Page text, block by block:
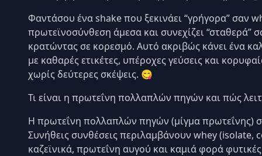
Φαντάσου ένα shake που ξεκινάει “γρήγορα” σαν
πρωτεϊνοσύνθεση άμεσα και συνεχίζει “σταθερά”
κρατώντας σε κορεσμό. Αυτό ακριβώς κάνει ένα
με καθαρές ετικέτες, υπέροχες γεύσεις και
χωρίς δεύτερες σκέψεις. 😋
Τι είναι η πρωτεΐνη πολλαπλών πηγών και πώς
Η πρωτεΐνη πολλαπλών πηγών (μίγμα πρωτεΐνης)
Συνήθεις συνθέσεις περιλαμβάνουν whey
καζεϊνικά, πρωτεΐνη αυγού και καμιά φορά